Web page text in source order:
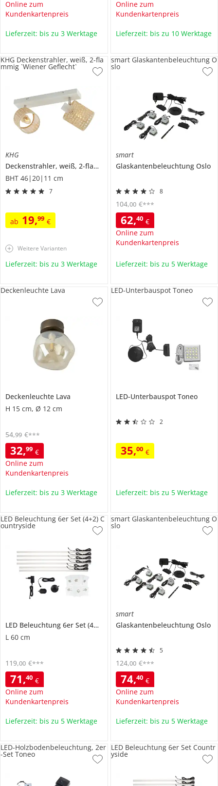
Online zum
Kundenkartenpreis
Lieferzeit: bis zu 3 Werktage
Online zum
Kundenkartenpreis
Lieferzeit: bis zu 10 Werktage
KHG
Deckenstrahler, weiß, 2-flammig `Wiener Geflecht`
BHT 46|20|11 cm
7
ab 19,99 €
KHG Deckenstrahler, weiß, 2-fla
mmig `Wiener Geflecht`
Weitere Varianten
Lieferzeit: bis zu 3 Werktage
smart
Glaskantenbeleuchtung Oslo
8
62,40 €
Online zum
Kundenkartenpreis
104,00 €***
smart Glaskantenbeleuchtung O
slo
Lieferzeit: bis zu 5 Werktage
Deckenleuchte Lava
H 15 cm, Ø 12 cm
32,99 €
Online zum
Kundenkartenpreis
54,99 €***
Deckenleuchte Lava
Lieferzeit: bis zu 3 Werktage
LED-Unterbauspot Toneo
2
35,00 €
LED-Unterbauspot Toneo
Lieferzeit: bis zu 5 Werktage
LED Beleuchtung 6er Set (4+2)
Countryside
L 60 cm
71,40 €
Online zum
Kundenkartenpreis
119,00 €***
LED Beleuchtung 6er Set (4+2) C
ountryside
Lieferzeit: bis zu 5 Werktage
smart
Glaskantenbeleuchtung Oslo
5
74,40 €
Online zum
Kundenkartenpreis
124,00 €***
smart Glaskantenbeleuchtung O
slo
Lieferzeit: bis zu 5 Werktage
LED-Holzbodenbeleuchtung, 2er
-Set Toneo
LED Beleuchtung 6er Set Countr
yside